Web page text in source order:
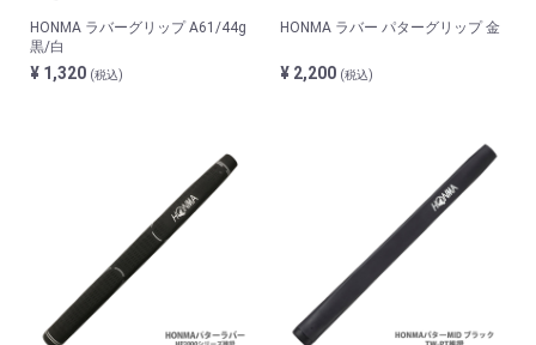
HONMA ラバーグリップ A61/44g
黒/白
¥ 1,320 (税込)
HONMA ラバー パターグリップ 金
¥ 2,200 (税込)